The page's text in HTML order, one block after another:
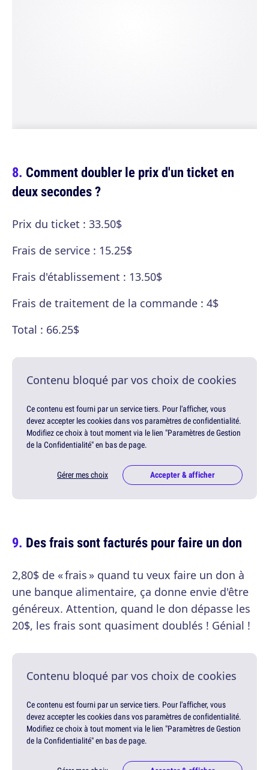
Comment doubler le prix d'un ticket en
deux secondes ?
Prix du ticket : 33.50$
Frais de service : 15.25$
Frais d'établissement : 13.50$
Frais de traitement de la commande : 4$
Total : 66.25$
Contenu bloqué par vos choix de cookies
Ce contenu est fourni par un service tiers. Pour l'afficher, vous
devez accepter les cookies dans vos paramètres de confidentialité.
Modifiez ce choix à tout moment via le lien "Paramètres de Gestion
de la Confidentialité" en bas de page.
Gérer mes choix Accepter & afficher
Des frais sont facturés pour faire un don
2,80$ de « frais » quand tu veux faire un don à
une banque alimentaire, ça donne envie d'être
généreux. Attention, quand le don dépasse les
20$, les frais sont quasiment doublés ! Génial !
Contenu bloqué par vos choix de cookies
Ce contenu est fourni par un service tiers. Pour l'afficher, vous
devez accepter les cookies dans vos paramètres de confidentialité.
Modifiez ce choix à tout moment via le lien "Paramètres de Gestion
de la Confidentialité" en bas de page.